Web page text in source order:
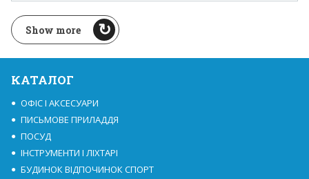
Show more
КАТАЛОГ
ОФІС І АКСЕСУАРИ
ПИСЬМОВЕ ПРИЛАДДЯ
ПОСУД
ІНСТРУМЕНТИ І ЛІХТАРІ
БУДИНОК ВІДПОЧИНОК СПОРТ